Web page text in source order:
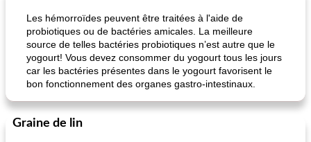
pois chiches rôtis aux épices
Les hémorroïdes peuvent être traitées à l'aide de
probiotiques ou de bactéries amicales. La meilleure
source de telles bactéries probiotiques n’est autre que le
yogourt! Vous devez consommer du yogourt tous les jours
car les bactéries présentes dans le yogourt favorisent le
bon fonctionnement des organes gastro-intestinaux.
Graine de lin